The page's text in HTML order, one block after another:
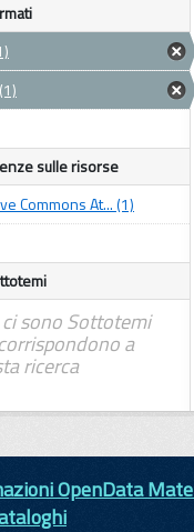
sulle risorse
Commons At... (1)
sono Sottotemi
a
ricerca
OpenData